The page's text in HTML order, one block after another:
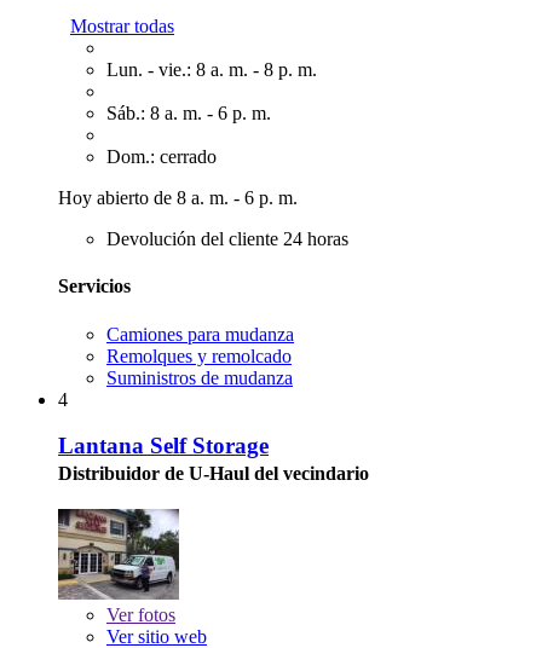
Mostrar todas
Lun. - vie.: 8 a. m. - 8 p. m.
Sáb.: 8 a. m. - 6 p. m.
Dom.: cerrado
Hoy abierto de 8 a. m. - 6 p. m.
Devolución del cliente 24 horas
Servicios
Camiones para mudanza
Remolques y remolcado
Suministros de mudanza
4
Lantana Self Storage
Distribuidor de U-Haul del vecindario
Verfotos
Ver sitio web